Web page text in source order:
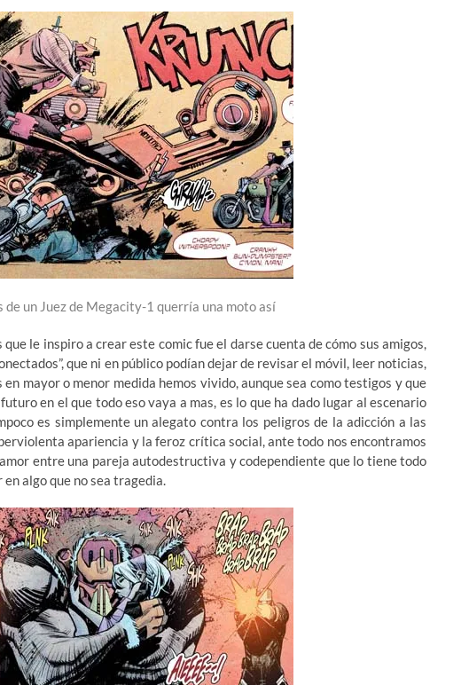
de un Juez de Megacity-1 querría una moto así
le inspiro a crear este comic fue el darse cuenta de cómo sus amigos,
que ni en público podían dejar de revisar el móvil, leer noticias,
mayor o menor medida hemos vivido, aunque sea como testigos y que
en el que todo eso vaya a mas, es lo que ha dado lugar al escenario
es simplemente un alegato contra los peligros de la adicción a las
apariencia y la feroz crítica social, ante todo nos encontramos
entre una pareja autodestructiva y codependiente que lo tiene todo
algo que no sea tragedia.